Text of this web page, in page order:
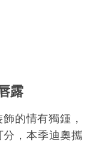
露
的情有獨鍾，
，本季迪奧攜